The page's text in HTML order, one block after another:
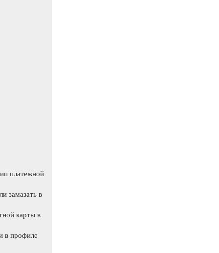
платежной
замазать в
карты в
в профиле